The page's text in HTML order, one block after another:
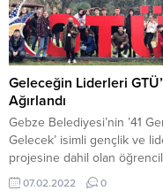
o kadar farklı uzmanlık
ortaya çıktı ki, neredeyse
hiçbirinin adında
bilgisayar geçmiyor.
Mühendisi Ne İş Yapar? Bu
sorunun belki yüzlerce
var. Ama en çok bilinenlerini
farklı...
Geleceğin Liderleri
Ağırlandı
Gebze Belediyesi’nin ’41
Gelecek’ isimli gençlik ve
projesine dahil olan
GTÜ Kongre ve Kültür
07.02.2022 0